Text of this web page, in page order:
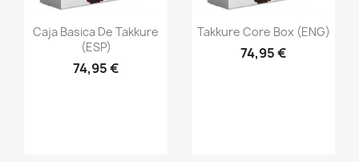
Vista rápida
Caja Basica De Takkure
(ESP)
74,95 €
Vista rápida
Takkure Core Box (ENG)
74,95 €